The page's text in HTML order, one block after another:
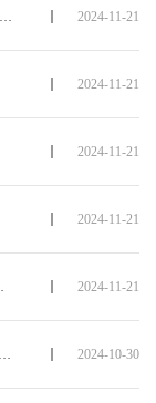
2024-11-21
2024-11-21
2024-11-21
2024-11-21
2024-11-21
2024-10-30